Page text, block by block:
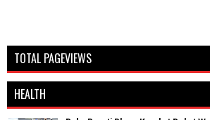
TOTAL PAGEVIEWS
HEALTH